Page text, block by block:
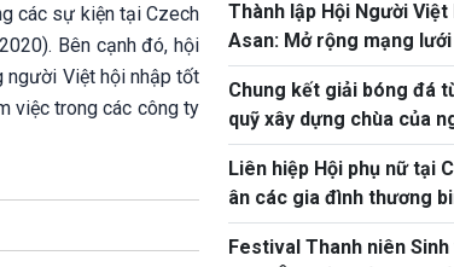
các sự kiện tại Czech
Bên cạnh đó, hội
người Việt hội nhập tốt
việc trong các công ty
Thành lập Hội Người Việt
Asan: Mở rộng mạng
tại tỉnh Chungnam, Hàn
Chung kết giải bóng đá
quỹ xây dựng chùa của
Nhật Bản
Liên hiệp Hội phụ nữ tại
ân các gia đình thương
Festival Thanh niên